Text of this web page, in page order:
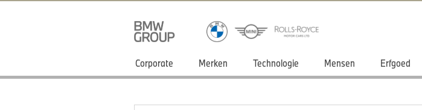
Corporate Merken Technologie Mensen Erfgoed